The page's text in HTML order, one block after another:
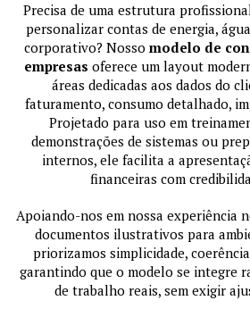
Precisa de uma estrutura
personalizar contas de energia,
corporativo? Nosso modelo de
empresas oferece um layout
áreas dedicadas aos dados do
faturamento, consumo detalhado,
Projetado para uso em
demonstrações de sistemas ou
internos, ele facilita a
financeiras com
Apoiando-nos em nossa experiência
documentos ilustrativos para
priorizamos simplicidade,
garantindo que o modelo se integre
de trabalho reais, sem exigir